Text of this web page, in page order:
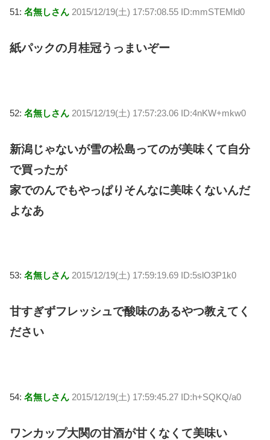
51: 名無しさん 2015/12/19(土) 17:57:08.55 ID:mmSTEMld0
紙パックの月桂冠うっまいぞー
52: 名無しさん 2015/12/19(土) 17:57:23.06 ID:4nKW+mkw0
新潟じゃないが雪の松島ってのが美味くて自分
で買ったが
家でのんでもやっぱりそんなに美味くないんだ
よなあ
53: 名無しさん 2015/12/19(土) 17:59:19.69 ID:5slO3P1k0
甘すぎずフレッシュで酸味のあるやつ教えてく
ださい
54: 名無しさん 2015/12/19(土) 17:59:45.27 ID:h+SQKQ/a0
ワンカップ大関の甘酒が甘くなくて美味い